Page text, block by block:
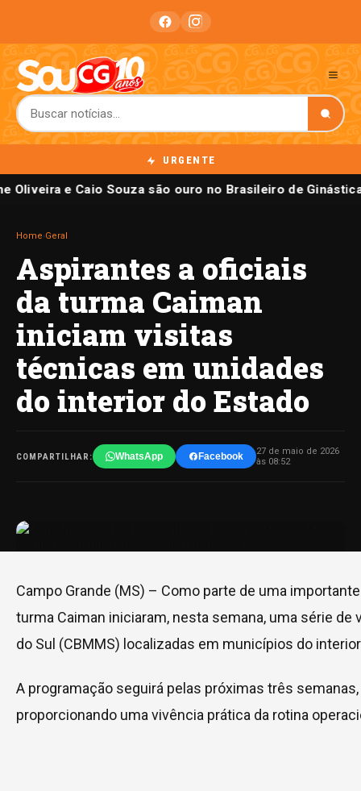
URGENTE
Oliveira e Caio Souza são ouro no Brasileiro de Ginástica
Home Geral
Aspirantes a oficiais
da turma Caiman
iniciam visitas
técnicas em unidades
do interior do Estado
COMPARTILHAR: WhatsApp Facebook
27 de maio de 2026
às 08:52
Campo Grande (MS) – Como parte de uma
turma Caiman iniciaram, nesta semana, uma série
do Sul (CBMMS) localizadas em municípios do
A programação seguirá pelas próximas três
proporcionando uma vivência prática da rotina